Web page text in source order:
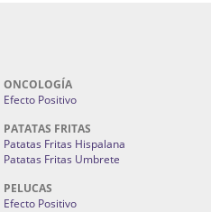
ONCOLOGÍA
Efecto Positivo
PATATAS FRITAS
Patatas Fritas Hispalana
Patatas Fritas Umbrete
PELUCAS
Efecto Positivo